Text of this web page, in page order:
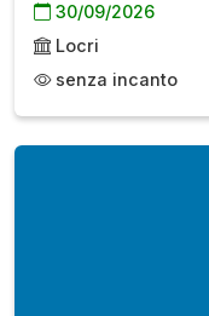
30/09/2026
Locri
senza incanto